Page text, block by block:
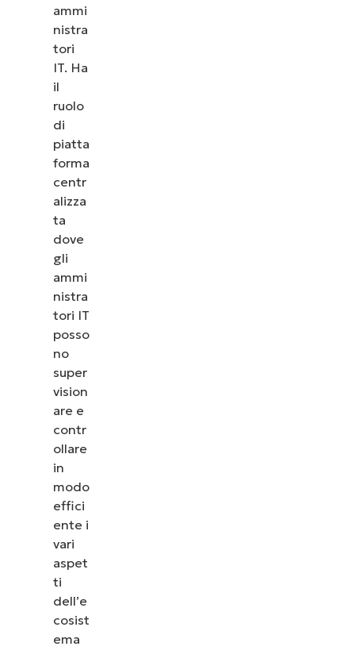
ammi
nistra
tori
IT. Ha
il
ruolo
di
piatta
forma
centr
alizza
ta
dove
gli
ammi
nistra
tori IT
posso
no
super
vision
are e
contr
ollare
in
modo
effici
ente i
vari
aspet
ti
dell’e
cosist
ema